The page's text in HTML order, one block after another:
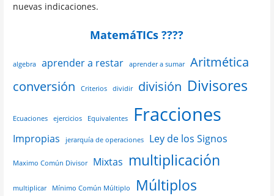
nuevas indicaciones.
MatemáTICs ????
algebra aprender a restar aprender a sumar
Aritmética
conversión
Criterios dividir división Divisores
Ecuaciones ejercicios Equivalentes Fracciones
Impropias jerarquía de operaciones Ley de los Signos
Maximo Común Divisor Mixtas multiplicación
multiplicar Mínimo Común Múltiplo Múltiplos